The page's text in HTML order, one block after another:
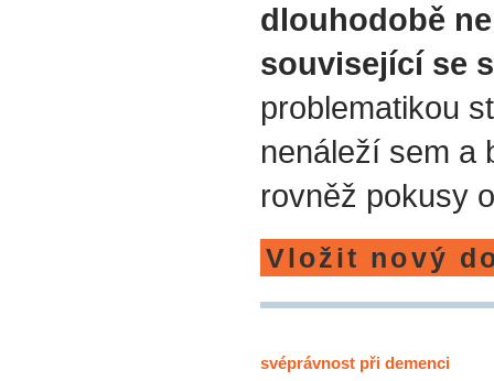
dlouhodobě
související se
problematikou
nenáleží sem a
rovněž pokusy
Vložit nový
svéprávnost při demenci